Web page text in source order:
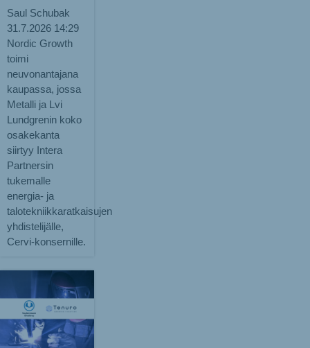
Saul Schubak
31.7.2026 14:29
Nordic Growth
toimi
neuvonantajana
kaupassa, jossa
Metalli ja Lvi
Lundgrenin koko
osakekanta
siirtyy Intera
Partnersin
tukemalle
energia- ja
talotekniikkaratkaisujen
yhdistelijälle,
Cervi-konsernille.